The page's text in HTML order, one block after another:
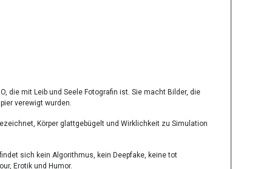
die mit Leib und Seele Fotografin ist. Sie macht Bilder, die
verewigt wurden.
Körper glattgebügelt und Wirklichkeit zu Simulation
sich kein Algorithmus, kein Deepfake, keine tot
Erotik und Humor.